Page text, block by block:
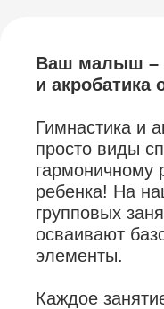
Ваш малыш –
и акробатика
Гимнастика и
просто виды
гармоничному
ребенка! На
групповых
осваивают
элементы.
Каждое